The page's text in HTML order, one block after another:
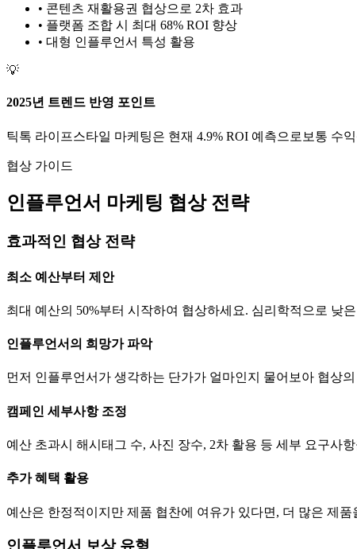
• 콘텐츠 재활용권 협상으로 2차 효과
• 플랫폼 조합 시 최대 68% ROI 향상
• 대형 인플루언서 특성 활용
💡
2025년 트렌드 반영 포인트
틱톡 라이프스타일 마케팅은 현재 4.9% ROI 예측으로 보통 수
협상 가이드
인플루언서 마케팅 협상 전략
효과적인 협상 전략
최소 예산부터 제안
최대 예산의 50%부터 시작하여 협상하세요. 심리학적으로 낮
인플루언서의 희망가 파악
먼저 인플루언서가 생각하는 단가가 얼마인지 물어보아 협상
캠페인 세부사항 조정
예산 초과시 해시태그 수, 사진 장수, 2차 활용 등 세부 요구사
추가 혜택 활용
예산은 한정적이지만 제품 협찬에 여유가 있다면, 더 많은 제품
인플루언서 보상 유형